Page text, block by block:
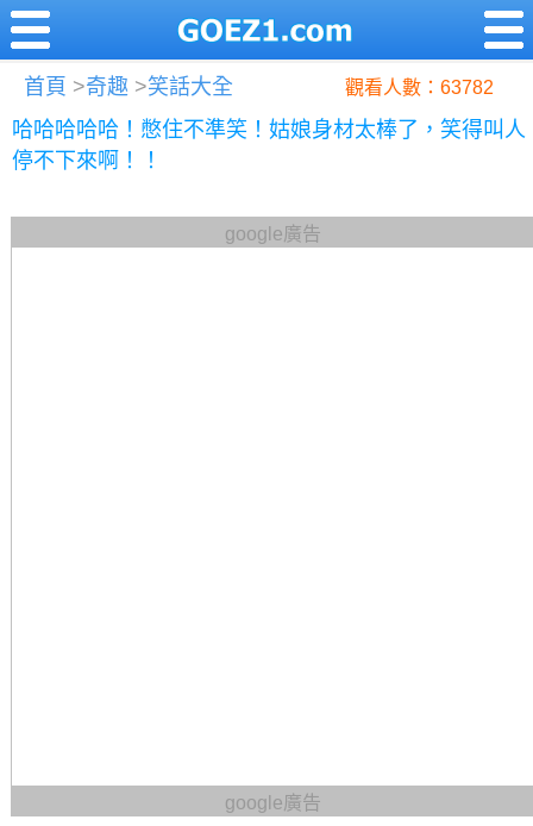
首頁 >奇趣 >笑話大全 觀看人數：63782
哈哈哈哈哈！憋住不準笑！姑娘身材太棒了，笑得叫人
停不下來啊！！
google廣告
google廣告